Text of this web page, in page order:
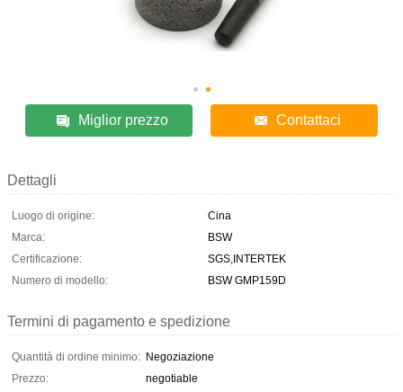
Miglior prezzo Contattaci
Dettagli
Luogo di origine:
Cina
Marca:
BSW
Certificazione:
SGS,INTERTEK
Numero di modello:
BSW GMP159D
Termini di pagamento e spedizione
Quantità di ordine minimo: Negoziazione
Prezzo:
negotiable